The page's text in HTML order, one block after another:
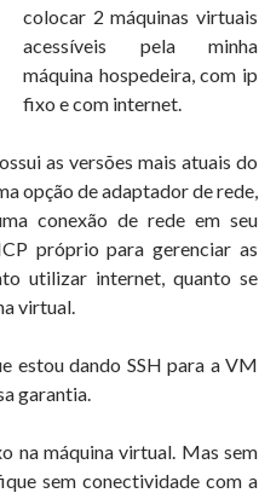
colocar 2 máquinas virtuais
acessíveis pela minha
máquina hospedeira, com ip
fixo e com internet.
as versões mais atuais do
opção de adaptador de rede,
conexão de rede em seu
próprio para gerenciar as
utilizar internet, quanto se
virtual.
estou dando SSH para a VM
garantia.
na máquina virtual. Mas sem
sem conectividade com a